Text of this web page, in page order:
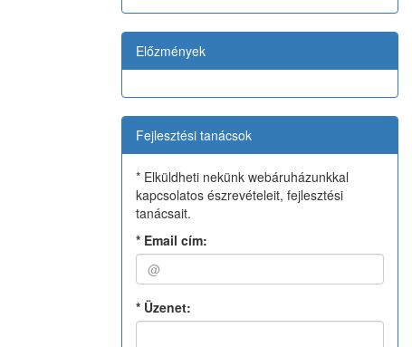
Előzmények
Fejlesztési tanácsok
* Elküldheti nekünk webáruházunkkal
kapcsolatos észrevételeit, fejlesztési
tanácsait.
* Email cím:
* Üzenet: